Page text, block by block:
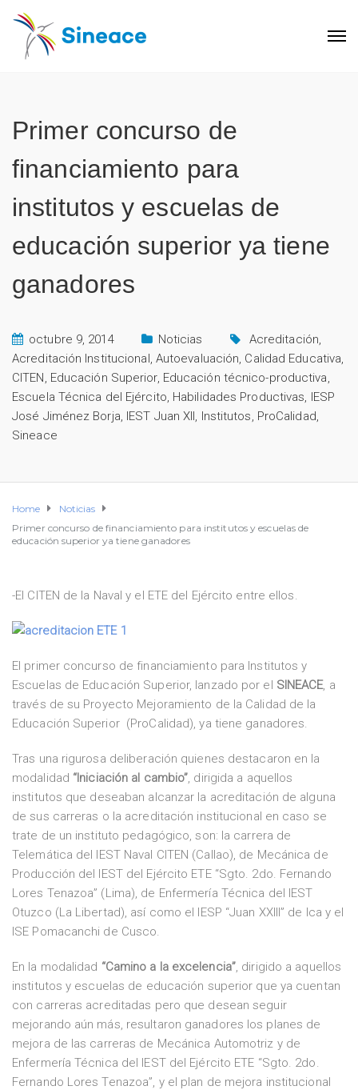
Primer concurso de
financiamiento para
institutos y escuelas de
educación superior ya tiene
ganadores
octubre 9, 2014 Noticias Acreditación,
Acreditación Institucional, Autoevaluación, Calidad Educativa,
CITEN, Educación Superior, Educación técnico-productiva,
Escuela Técnica del Ejército, Habilidades Productivas, IESP
José Jiménez Borja, IEST Juan XII, Institutos, ProCalidad,
Sineace
Home
Noticias
Primer concurso de financiamiento para institutos y escuelas de
educación superior ya tiene ganadores
-El CITEN de la Naval y el ETE del Ejército entre ellos.
El primer concurso de financiamiento para Institutos y
Escuelas de Educación Superior, lanzado por el SINEACE, a
través de su Proyecto Mejoramiento de la Calidad de la
Educación Superior (ProCalidad), ya tiene ganadores.
Tras una rigurosa deliberación quienes destacaron en la
modalidad “Iniciación al cambio”, dirigida a aquellos
institutos que deseaban alcanzar la acreditación de alguna
de sus carreras o la acreditación institucional en caso se
trate de un instituto pedagógico, son: la carrera de
Telemática del IEST Naval CITEN (Callao), de Mecánica de
Producción del IEST del Ejército ETE “Sgto. 2do. Fernando
Lores Tenazoa” (Lima), de Enfermería Técnica del IEST
Otuzco (La Libertad), así como el IESP “Juan XXIII” de Ica y el
ISE Pomacanchi de Cusco.
En la modalidad “Camino a la excelencia”, dirigido a aquellos
institutos y escuelas de educación superior que ya cuentan
con carreras acreditadas pero que desean seguir
mejorando aún más, resultaron ganadores los planes de
mejora de las carreras de Mecánica Automotriz y de
Enfermería Técnica del IEST del Ejército ETE “Sgto. 2do.
Fernando Lores Tenazoa”, y el plan de mejora institucional